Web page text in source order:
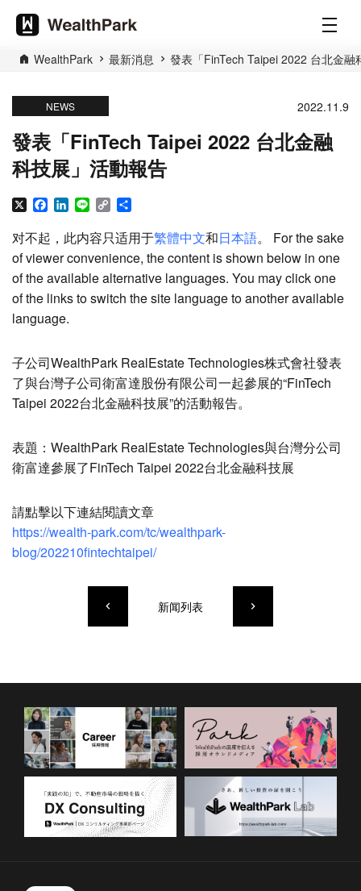
WealthPark 最新消息 發表「FinTech Taipei 2022 台北金融
NEWS 2022.11.9
發表「FinTech Taipei 2022 台北金融
科技展」活動報告
X Facebook
LinkedIn
Line Copy
对不起，此内容只适用于繁體中文和日本語。 For the sake
of viewer convenience, the content is shown below in one
of the available alternative languages. You may click one
of the links to switch the site language to another available
language.
子公司WealthPark RealEstate Technologies株式會社發表
了與台灣子公司衛富達股份有限公司一起參展的“FinTech
Taipei 2022台北金融科技展”的活動報告。
表題：WealthPark RealEstate Technologies與台灣分公司
衛富達參展了FinTech Taipei 2022台北金融科技展
請點擊以下連結閱讀文章
https://wealth-park.com/tc/wealthpark-
blog/202210fintechtaipei/
keyboard_arrow_left 新闻列表 keyboard_arrow_right